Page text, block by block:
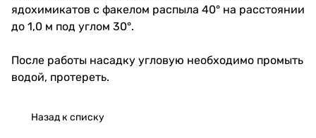
ядохимикатов с факелом распыла 40° на расстоянии
до 1,0 м под углом 30°.
После работы насадку угловую необходимо промыть
водой, протереть.
Назад к списку